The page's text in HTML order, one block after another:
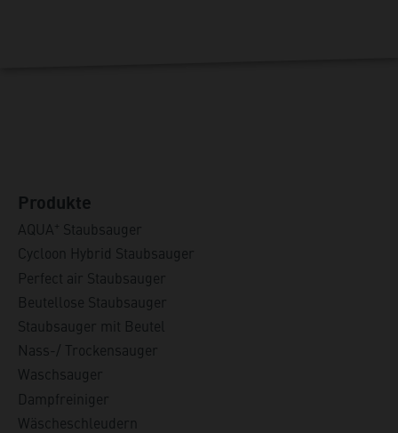
Produkte
AQUA + Staubsauger
Cycloon Hybrid Staubsauger
Perfect air Staubsauger
Beutellose Staubsauger
Staubsauger mit Beutel
Nass-/ Trockensauger
Waschsauger
Dampfreiniger
Wäscheschleudern